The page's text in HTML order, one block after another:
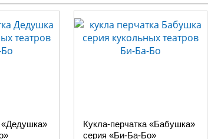
участие детей в театрализованном
не содержит вредных для здоровья
«Дедушка»
Кукла-перчатка «Бабушка»
серия «Би-Ба-Бо»